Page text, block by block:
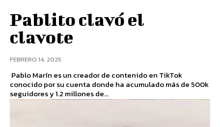
Pablito clavó el
clavote
FEBRERO 14, 2025
Pablo Marín es un creador de contenido en TikTok
conocido por su cuenta donde ha acumulado más de 500k
seguidores y 1.2 millones de...